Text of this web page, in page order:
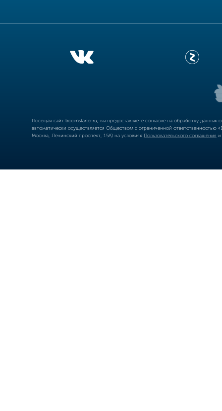
Посещая сайт boomstarter.ru , вы предоставляете согласие на обработку
автоматически осуществляется Обществом с ограниченной
Москва, Ленинский проспект, 15А) на условиях Пользовательского соглашения и